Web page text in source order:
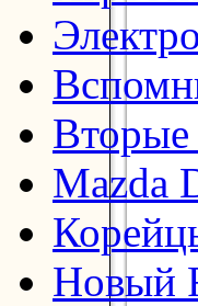
Вторые
Mazda
Новый